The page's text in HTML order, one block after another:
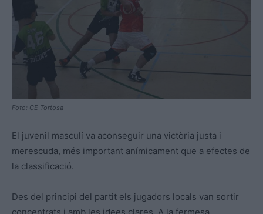
Foto: CE Tortosa
El juvenil masculí va aconseguir una victòria justa i
merescuda, més important anímicament que a efectes de
la classificació.
Des del principi del partit els jugadors locals van sortir